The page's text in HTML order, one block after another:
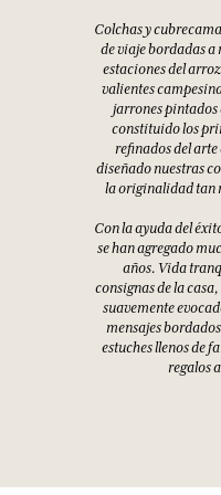
Colchas y
de viaje bordadas
estaciones del
valientes
jarrones
constituido los
refinados del
diseñado nuestras
la originalidad tan
Con la ayuda del
se han agregado
años. Vida
consignas de la
suavemente
mensajes
estuches llenos de
regalos